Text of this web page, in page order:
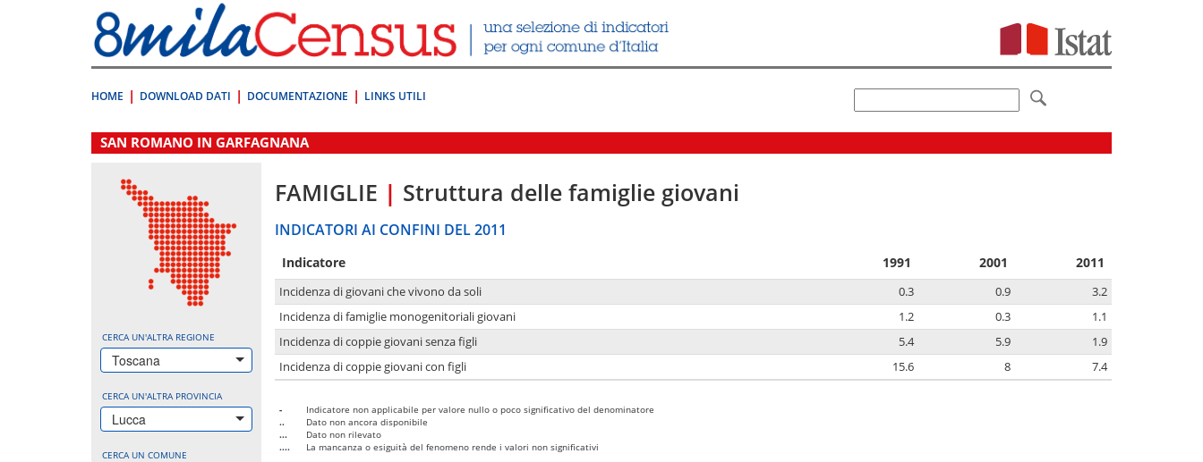
direttamente
a:
Contenuto
HOME DOWNLOAD DATI DOCUMENTAZIONE LINKS UTILI
.
SAN ROMANO IN GARFAGNANA
CERCA UN'ALTRA REGIONE
Toscana
CERCA UN'ALTRA PROVINCIA
Lucca
CERCA UN COMUNE
FAMIGLIE | Struttura delle famiglie giovani
INDICATORI AI CONFINI DEL 2011
Indicatore 1991 2001 2011
Incidenza di giovani che vivono da soli 0.3 0.9
3.2
Incidenza di famiglie monogenitoriali giovani
1.2 0.3
1.1
Incidenza di coppie giovani senza figli
5.4 5.9
1.9
Incidenza di coppie giovani con figli
15.6 8 7.4
-
Indicatore non applicabile per valore nullo o poco significativo del denominatore
..
Dato non ancora disponibile
...
Dato non rilevato
....
La mancanza o esiguità del fenomeno rende i valori non significativi